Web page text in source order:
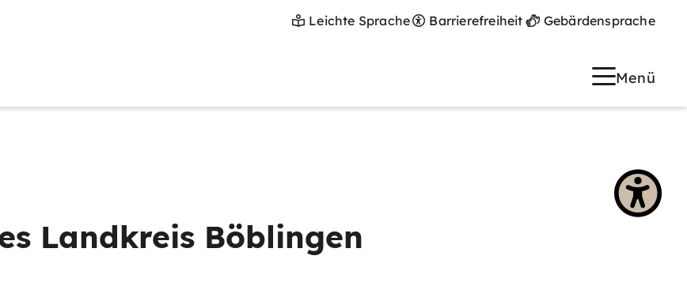
Leichte Sprache Barrierefreiheit Gebärdensprache
Menü
Landkreis Böblingen